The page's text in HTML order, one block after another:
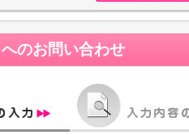
へのお問い合わせ